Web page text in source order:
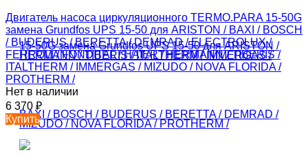
Двигатель насоса циркуляционного TERMO.PARA 15-50G
замена Grundfos UPS 15-50 для ARISTON / BAXI / BOSCH
/ BUDERUS / BERETTA / DEMRAD / ELECTROLUX /
FERROLI / FONDITAL / HAIER / HERMANN / TIBERIS /
ITALTHERM / IMMERGAS / MIZUDO / NOVA FLORIDA /
PROTHERM /
Нет в наличии
6 370 ₽
Купить